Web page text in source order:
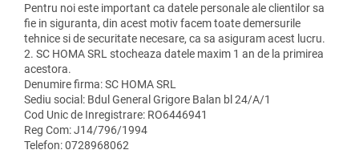
Pentru noi este important ca datele personale ale clientilor sa
fie in siguranta, din acest motiv facem toate demersurile
tehnice si de securitate necesare, ca sa asiguram acest lucru.
2. SC HOMA SRL stocheaza datele maxim 1 an de la primirea
acestora.
Denumire firma: SC HOMA SRL
Sediu social: Bdul General Grigore Balan bl 24/A/1
Cod Unic de Inregistrare: RO6446941
Reg Com: J14/796/1994
Telefon: 0728968062